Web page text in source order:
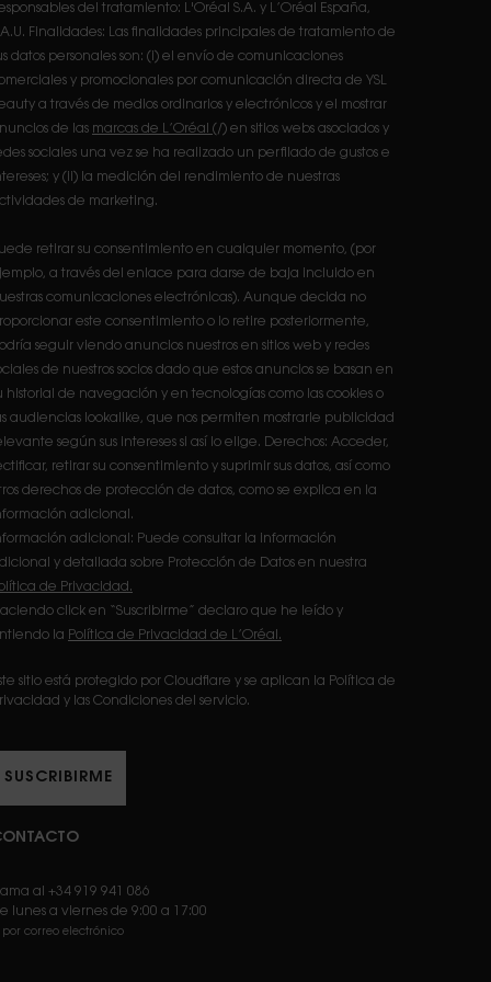
del tratamiento: L'Oréal S.A. y L’Oréal España,
Finalidades: Las finalidades principales de tratamiento de
datos personales son: (i) el envío de comunicaciones
y promocionales por comunicación directa de YSL
a través de medios ordinarios y electrónicos y el mostrar
de las marcas de L’Oréal (/) en sitios webs asociados y
sociales una vez se ha realizado un perfilado de gustos e
y (ii) la medición del rendimiento de nuestras
de marketing.
retirar su consentimiento en cualquier momento, (por
a través del enlace para darse de baja incluido en
comunicaciones electrónicas). Aunque decida no
este consentimiento o lo retire posteriormente,
seguir viendo anuncios nuestros en sitios web y redes
de nuestros socios dado que estos anuncios se basan en
historial de navegación y en tecnologías como las cookies o
audiencias lookalike, que nos permiten mostrarle publicidad
según sus intereses si así lo elige. Derechos: Acceder,
retirar su consentimiento y suprimir sus datos, así como
derechos de protección de datos, como se explica en la
adicional.
adicional: Puede consultar la información
y detallada sobre Protección de Datos en nuestra
de Privacidad.
click en “Suscribirme” declaro que he leído y
la Política de Privacidad de L’Oréal.
sitio está protegido por Cloudflare y se aplican la Política de
y las Condiciones del servicio.
SUSCRIBIRME
al +34 919 941 086
lunes a viernes de 9:00 a 17:00
por correo electrónico